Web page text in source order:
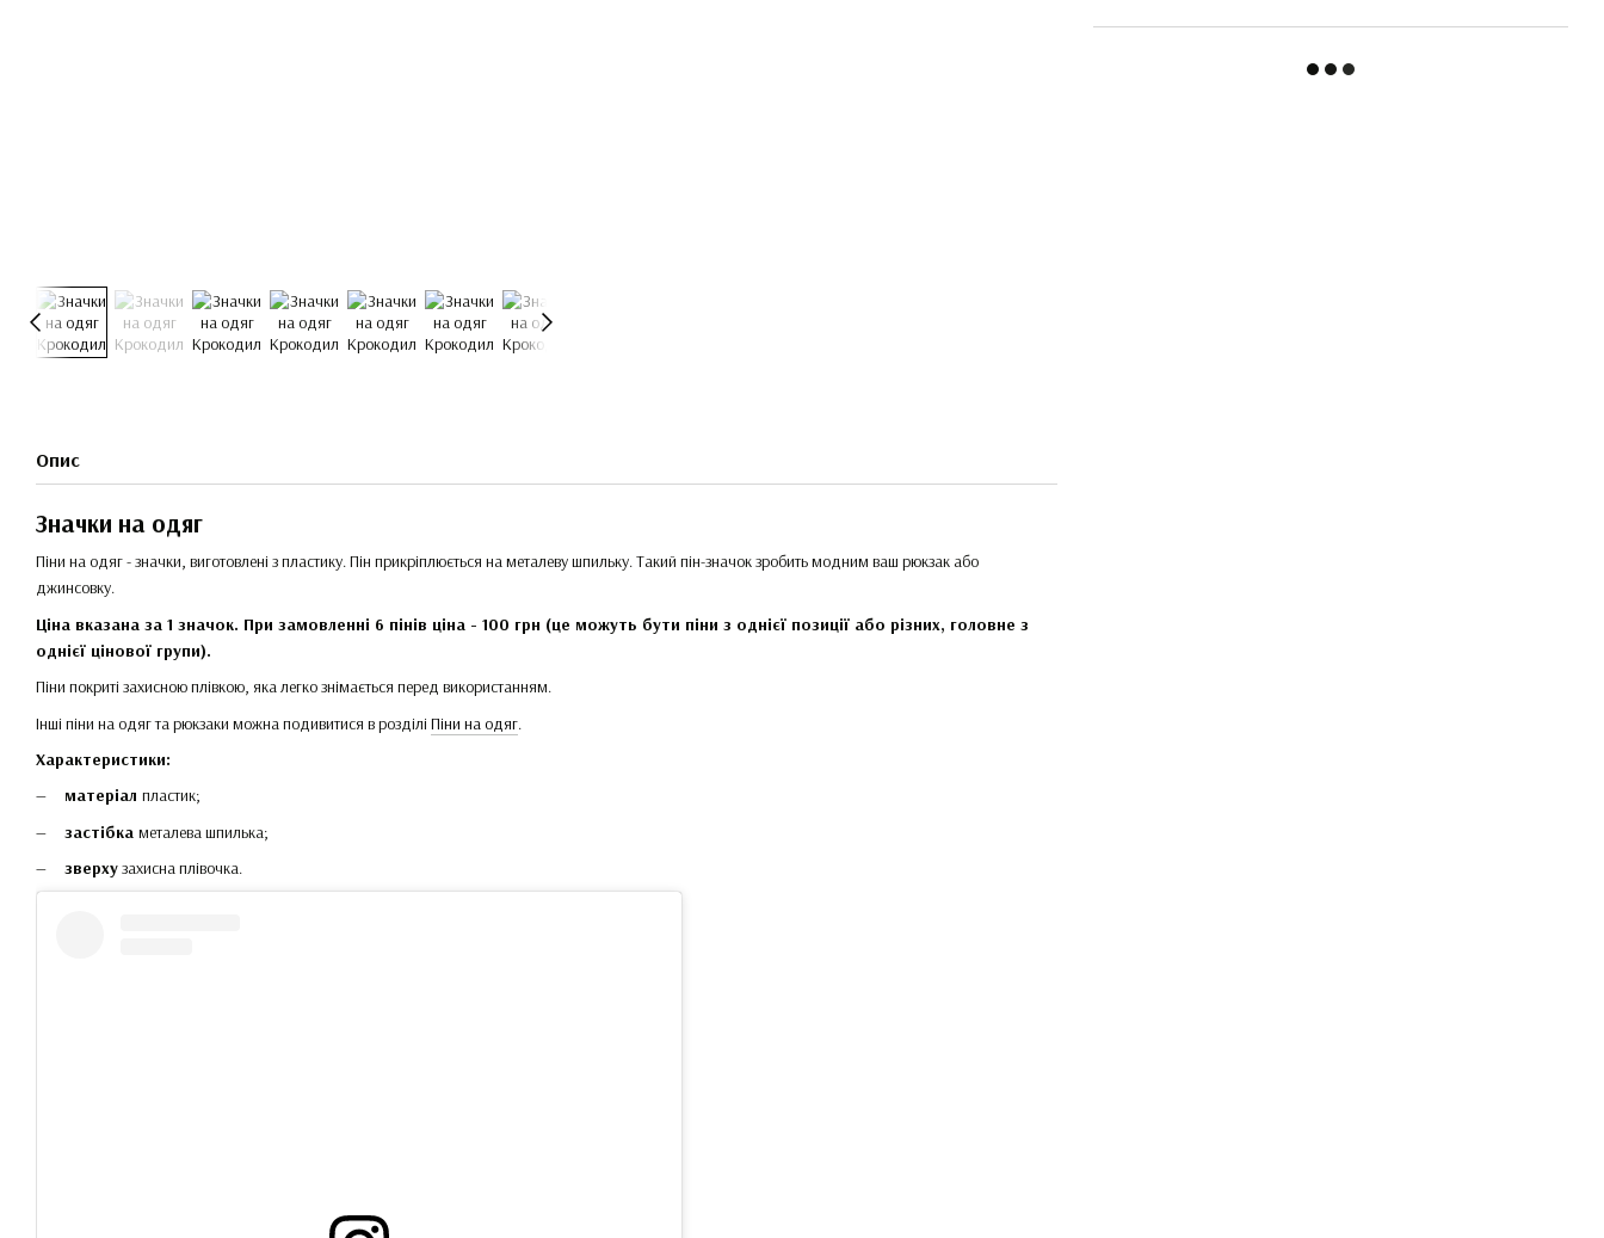
Опис
Значки на одяг
Піни на одяг - значки, виготовлені з пластику. Пін прикріплюється на металеву шпильку. Такий пін-значок зробить модним ваш рюкзак або
джинсовку.
Ціна вказана за 1 значок. При замовленні 6 пінів ціна - 100 грн (це можуть бути піни з однієї позиції або різних, головне з
однієї цінової групи).
Піни покриті захисною плівкою, яка легко знімається перед використанням.
Інші піни на одяг та рюкзаки можна подивитися в розділі Піни на одяг.
Характеристики:
матеріал пластик;
застібка металева шпилька;
зверхузахисна плівочка.